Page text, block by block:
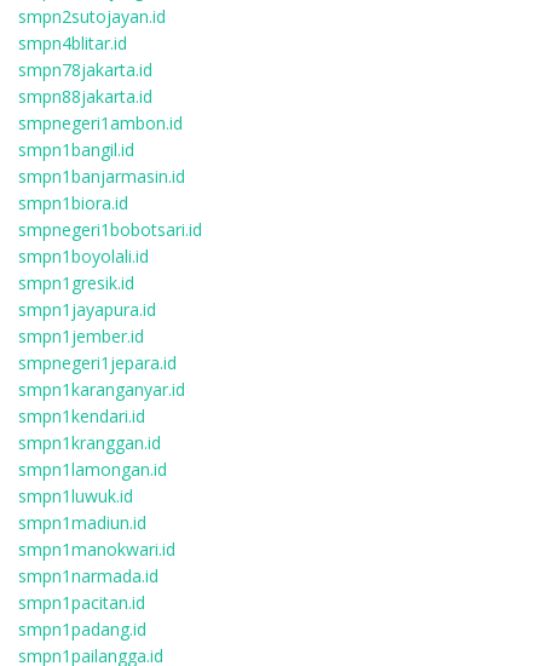
smpn2sutojayan.id
smpn4blitar.id
smpn78jakarta.id
smpn88jakarta.id
smpnegeri1ambon.id
smpn1bangil.id
smpn1banjarmasin.id
smpn1biora.id
smpnegeri1bobotsari.id
smpn1boyolali.id
smpn1gresik.id
smpn1jayapura.id
smpn1jember.id
smpnegeri1jepara.id
smpn1karanganyar.id
smpn1kendari.id
smpn1kranggan.id
smpn1lamongan.id
smpn1luwuk.id
smpn1madiun.id
smpn1manokwari.id
smpn1narmada.id
smpn1pacitan.id
smpn1padang.id
smpn1pailangga.id